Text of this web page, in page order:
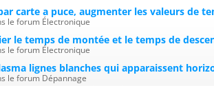
carte a puce, augmenter les valeurs de
le forum Électronique
le temps de montée et le temps de
le forum Électronique
lignes blanches qui apparaissent
le forum Dépannage